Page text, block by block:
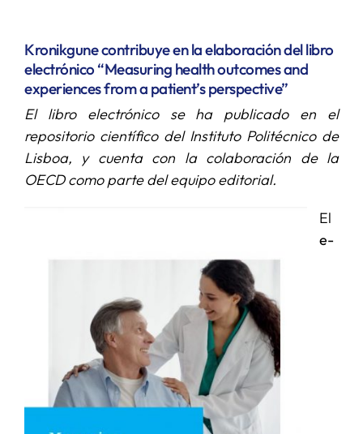
GRUPOS DE INVESTIGACIÓN
PROYECTOS/COLABORACIONES
SERVICIOS
Kronikgune contribuye en la elaboración del libro
electrónico “Measuring health outcomes and
experiences from a patient’s perspective”
El libro electrónico se ha publicado en el
repositorio científico del Instituto Politécnico de
Lisboa, y cuenta con la colaboración de la
OECD como parte del equipo editorial.
El
e-